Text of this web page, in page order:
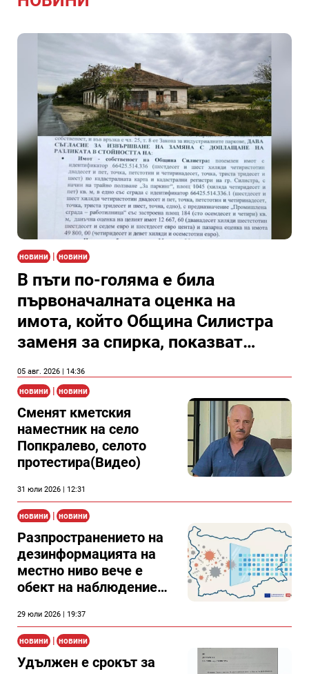
новини | новини
В пъти по-голяма е била
първоначалната оценка на
имота, който Община Силистра
заменя за спирка, показват
05 авг. 2026 | 14:36
новини | новини
Сменят кметския
наместник на село
Попкралево, селото
протестира(Видео)
31 юли 2026 | 12:31
новини | новини
Разпространението на
дезинформацията на
местно ниво вече е
обект на наблюдение
29 юли 2026 | 19:37
новини | новини
Удължен е срокът за